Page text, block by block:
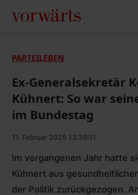
PARTEILEBEN
Ex-Generalsekretär
Kühnert: So war
im Bundestag
11. Februar 2025 13:39:11
Im vergangenen Jahr hatte
Kühnert aus
der Politik zurückgezogen.